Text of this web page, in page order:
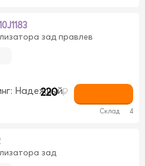
зад правлев
220 ₽
Склад 4
зад